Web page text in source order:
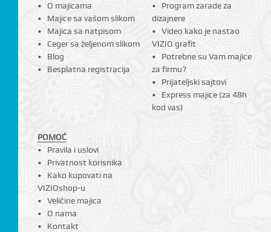
O majicama
Majice sa vašom slikom
Majica sa natpisom
Ceger sa željenom slikom
Blog
Besplatna registracija
Program zarade za
dizajnere
Video kako je nastao
VIZIO grafit
Potrebne su Vam majice
za firmu?
Prijateljski sajtovi
Express majice (za 48h
kod vas)
POMOĆ
Pravila i uslovi
Privatnost korisnika
Kako kupovati na
VIZIOshop-u
Veličine majica
O nama
Kontakt